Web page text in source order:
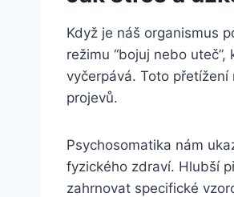
Když je náš organismus
režimu “bojuj nebo
vyčerpává. Toto
projevů.
Psychosomatika nám
fyzického zdraví. Hlubší
zahrnovat specifické